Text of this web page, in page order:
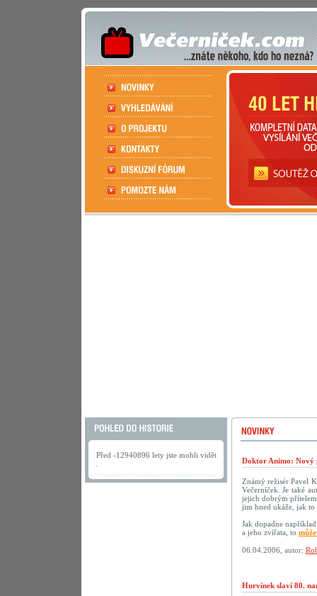
Před -12940896 lety jste mohli vidět
Doktor Animo: Nový
Známý režisér Pavel
Večerníček. Je také
jejich dobrým
jim hned ukáže, jak to
Jak dopadne
a jeho zvířata, to
06.04.2006, autor:
Hurvínek slaví 80.